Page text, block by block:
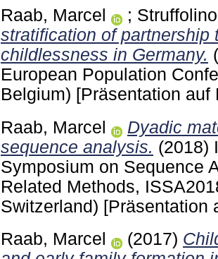
Raab, Marcel
;
stratification of partnership
childlessness in Germany.
European Population
Belgium) [Präsentation auf
Raab, Marcel
Dyadic
sequence analysis. (2018)
Symposium on Sequence
Related Methods,
Switzerland) [Präsentation
Raab, Marcel
(2017)